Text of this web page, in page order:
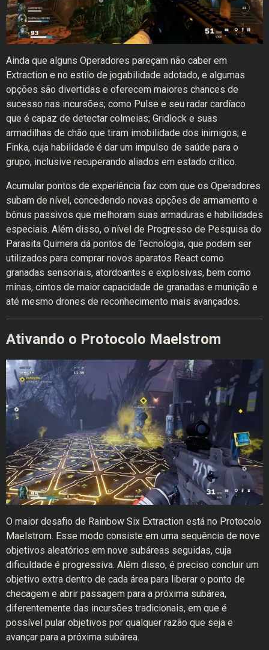
Ainda que alguns Operadores pareçam não caber em
Extraction e no estilo de jogabilidade adotado, e algumas
opções são divertidas e oferecem maiores chances de
sucesso nas incursões; como Pulse e seu radar cardíaco
que é capaz de detectar colmeias; Gridlock e suas
armadilhas de chão que tiram imobilidade dos inimigos; e
Finka, cuja habilidade é dar um impulso de saúde para o
grupo, inclusive recuperando aliados em estado crítico.
Acumular pontos de experiência faz com que os Operadores
subam de nível, concedendo novas opções de armamento e
bônus passivos que melhoram suas armaduras e habilidades
especiais. Além disso, o nível de Progresso de Pesquisa do
Parasita Quimera dá pontos de Tecnologia, que podem ser
utilizados para comprar novos aparatos React como
granadas sensoriais, atordoantes e explosivas, bem como
minas, cintos de maior capacidade de granadas e munição e
até mesmo drones de reconhecimento mais avançados.
Ativando o Protocolo Maelstrom
O maior desafio de Rainbow Six Extraction está no Protocolo
Maelstrom. Esse modo consiste em uma sequência de nove
objetivos aleatórios em nove subáreas seguidas, cuja
dificuldade é progressiva. Além disso, é preciso concluir um
objetivo extra dentro de cada área para liberar o ponto de
checagem e abrir passagem para a próxima subárea,
diferentemente das incursões tradicionais, em que é
possível pular objetivos por qualquer razão que seja e
avançar para a próxima subárea.